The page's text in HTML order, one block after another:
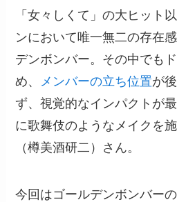
「女々しくて」の大ヒット
ンにおいて唯一無二の存在
デンボンバー。その中でも
め、
メンバーの立ち位置が
ず、視覚的なインパクトが
に歌舞伎のようなメイクを
（樽美酒研二）さん。
今回はゴールデンボンバー